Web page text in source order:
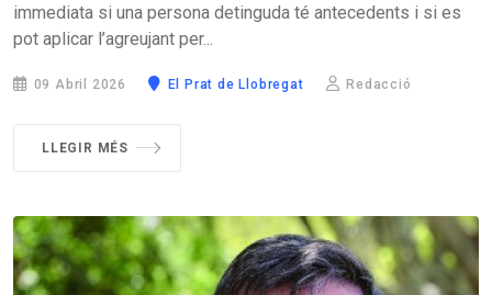
immediata si una persona detinguda té antecedents i si es
pot aplicar l’agreujant per...
09 Abril 2026 El Prat de Llobregat Redacció
LLEGIR MÉS